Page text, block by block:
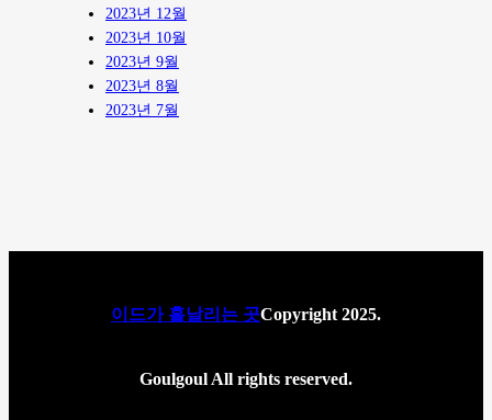
2023년 12월
2023년 10월
2023년 9월
2023년 8월
2023년 7월
이드가 흩날리는 곳Copyright 2025.
Goulgoul All rights reserved.